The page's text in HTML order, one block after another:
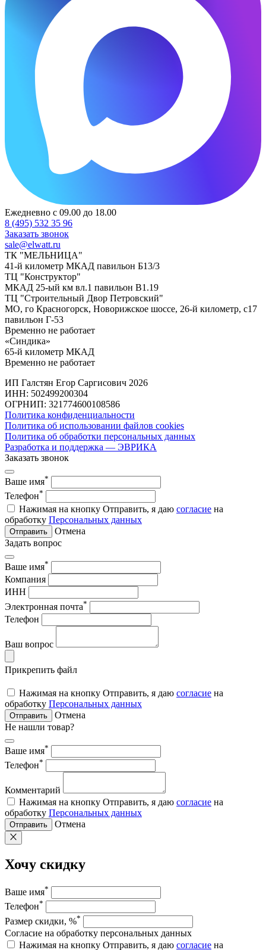
Ежедневно с 09.00 до 18.00
8 (495) 532 35 96
Заказать звонок
sale@elwatt.ru
ТК "МЕЛЬНИЦА"
41-й километр МКАД павильон Б13/3
ТЦ "Конструктор"
МКАД 25-ый км вл.1 павильон В1.19
ТЦ "Строительный Двор Петровский"
МО, го Красногорск, Новорижское шоссе, 26-й километр, с17
павильон Г-53
Временно не работает
«Синдика»
65-й километр МКАД
Временно не работает
ИП Галстян Егор Саргисович 2026
ИНН: 502499200304
ОГРНИП: 321774600108586
Политика конфиденциальности
Политика об использовании файлов cookies
Политика об обработки персональных данных
Разработка и поддержка — ЭВРИКА
Заказать звонок
Ваше имя*
Телефон*
Нажимая на кнопку Отправить, я даю согласие на
обработку Персональных данных
Отправить
Отмена
Задать вопрос
Ваше имя*
Компания
ИНН
Электронная почта*
Телефон
Ваш вопрос
Прикрепить файл
Нажимая на кнопку Отправить, я даю согласие на
обработку Персональных данных
Отправить
Отмена
Не нашли товар?
Ваше имя*
Телефон*
Комментарий
Нажимая на кнопку Отправить, я даю согласие на
обработку Персональных данных
Отправить Отмена
Хочу скидку
Ваше имя*
Телефон*
Размер скидки, %*
Согласие на обработку персональных данных
Нажимая на кнопку Отправить, я даю согласие на